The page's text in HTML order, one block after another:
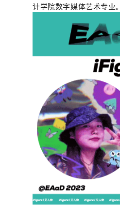
计学院数字媒体艺术专业。